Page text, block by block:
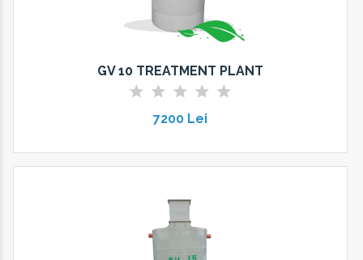
GV 10 TREATMENT PLANT
7200 Lei